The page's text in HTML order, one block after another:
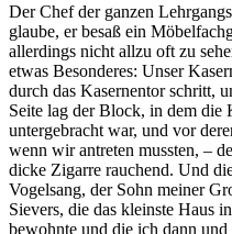
Der Chef der ganzen
glaube, er besaß ein
allerdings nicht allzu oft zu
etwas Besonderes: Unser
durch das Kasernentor schritt,
Seite lag der Block, in dem die
untergebracht war, und vor
wenn wir antreten mussten, ‒
dicke Zigarre rauchend. Und
Vogelsang, der Sohn meiner
Sievers, die das kleinste Haus
bewohnte und die ich dann